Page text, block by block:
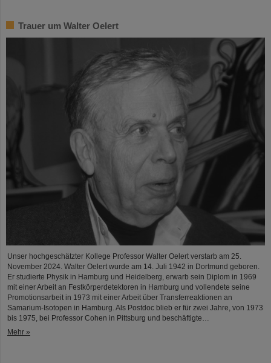
Trauer um Walter Oelert
Unser hochgeschätzter Kollege Professor Walter Oelert verstarb am 25.
November 2024. Walter Oelert wurde am 14. Juli 1942 in Dortmund geboren.
Er studierte Physik in Hamburg und Heidelberg, erwarb sein Diplom in 1969
mit einer Arbeit an Festkörperdetektoren in Hamburg und vollendete seine
Promotionsarbeit in 1973 mit einer Arbeit über Transferreaktionen an
Samarium-Isotopen in Hamburg. Als Postdoc blieb er für zwei Jahre, von 1973
bis 1975, bei Professor Cohen in Pittsburg und beschäftigte…
Mehr »